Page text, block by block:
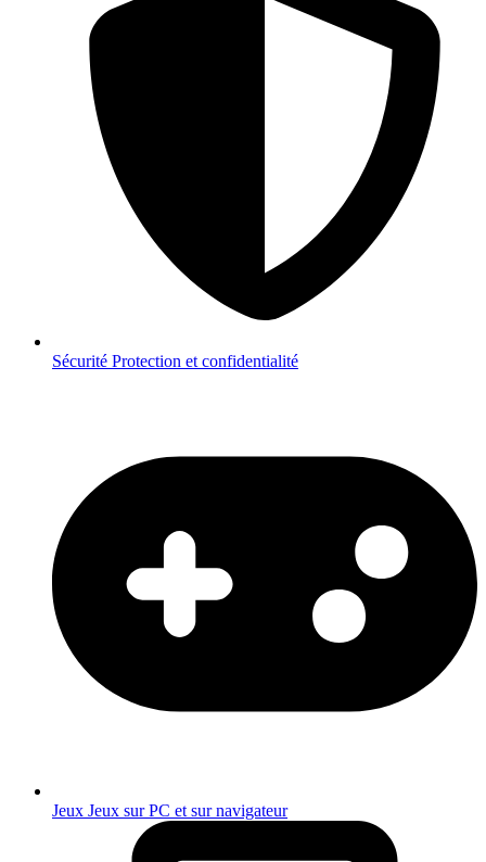
Sécurité Protection et confidentialité
Jeux Jeux sur PC et sur navigateur